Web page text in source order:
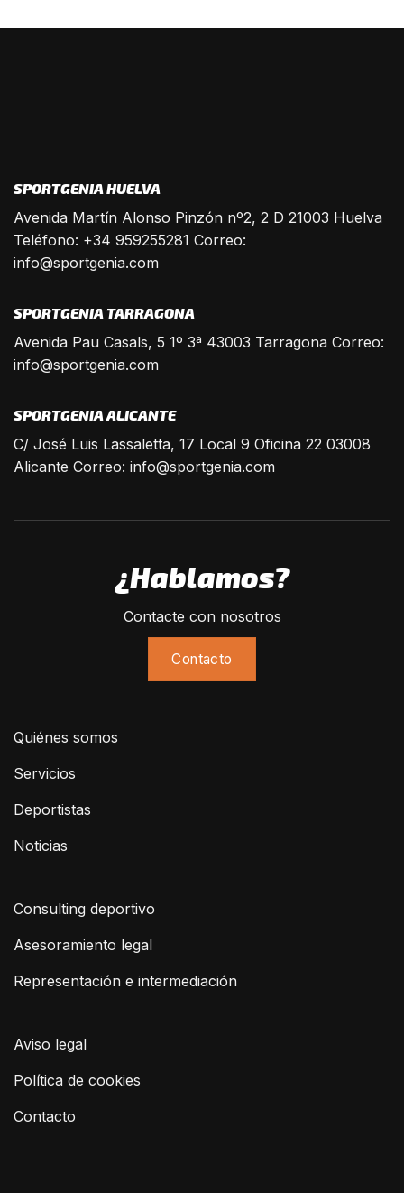
SPORTGENIA HUELVA
Avenida Martín Alonso Pinzón nº2, 2 D 21003 Huelva
Teléfono: +34 959255281 Correo:
info@sportgenia.com
SPORTGENIA TARRAGONA
Avenida Pau Casals, 5 1º 3ª 43003 Tarragona Correo:
info@sportgenia.com
SPORTGENIA ALICANTE
C/ José Luis Lassaletta, 17 Local 9 Oficina 22 03008
Alicante Correo: info@sportgenia.com
¿Hablamos?
Contacte con nosotros
Contacto
Quiénes somos
Servicios
Deportistas
Noticias
Consulting deportivo
Asesoramiento legal
Representación e intermediación
Aviso legal
Política de cookies
Contacto